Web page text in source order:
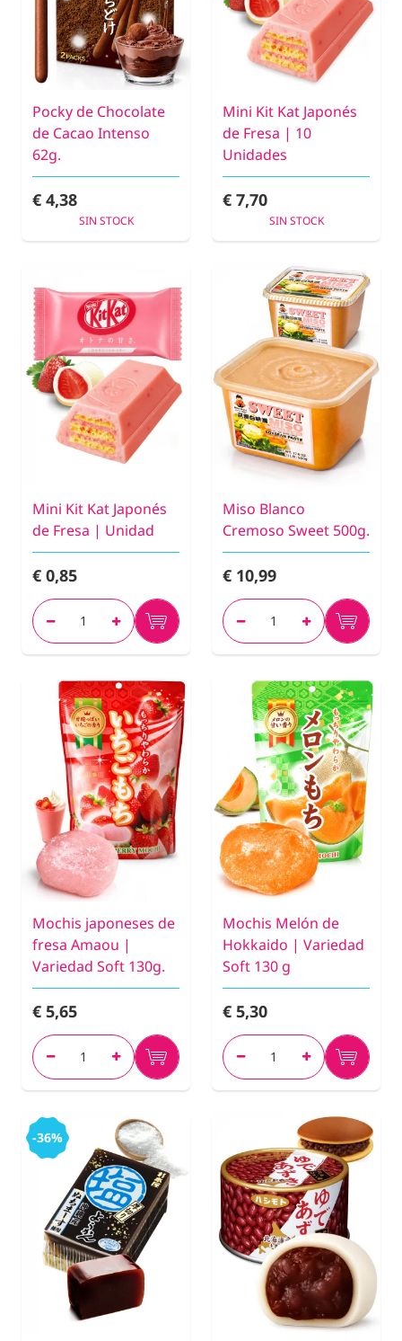
Pocky de Chocolate
de Cacao Intenso
62g.
€ 4,38
SIN STOCK
Mini Kit Kat Japonés
de Fresa | 10
Unidades
€ 7,70
SIN STOCK
Mini Kit Kat Japonés
de Fresa | Unidad
€ 0,85
Miso Blanco
Cremoso Sweet 500g.
€ 10,99
Mochis japoneses de
fresa Amaou |
Variedad Soft 130g.
€ 5,65
Mochis Melón de
Hokkaido | Variedad
Soft 130 g
€ 5,30
-36%